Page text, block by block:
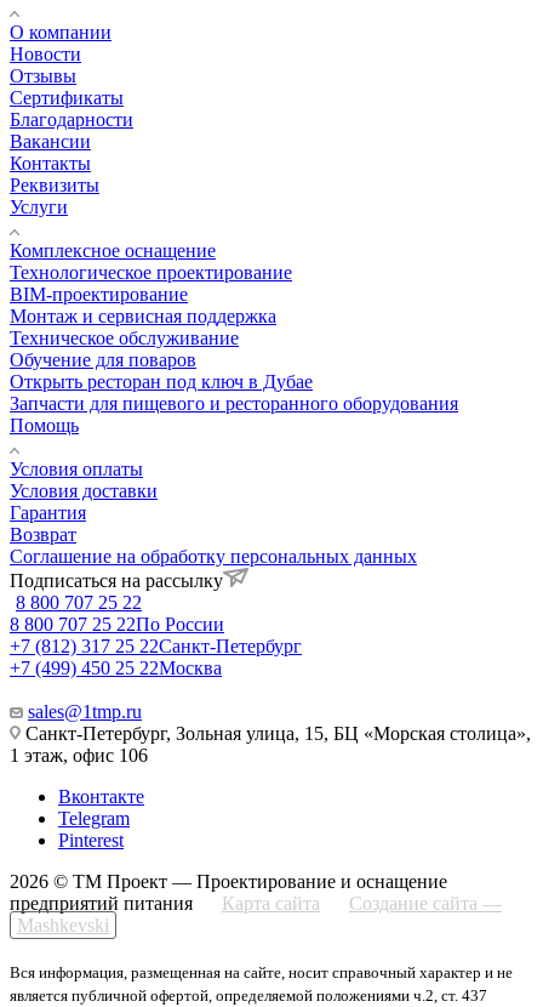
О компании
Новости
Отзывы
Сертификаты
Благодарности
Вакансии
Контакты
Реквизиты
Услуги
Комплексное оснащение
Технологическое проектирование
BIM-проектирование
Монтаж и сервисная поддержка
Техническое обслуживание
Обучение для поваров
Открыть ресторан под ключ в Дубае
Запчасти для пищевого и ресторанного оборудования
Помощь
Условия оплаты
Условия доставки
Гарантия
Возврат
Соглашение на обработку персональных данных
Подписаться на рассылку
8 800 707 25 22
8 800 707 25 22По России
+7 (812) 317 25 22Санкт-Петербург
+7 (499) 450 25 22Москва
sales@1tmp.ru
Санкт-Петербург, Зольная улица, 15, БЦ «Морская столица»,
1 этаж, офис 106
Вконтакте
Telegram
Pinterest
2026 © ТМ Проект — Проектирование и оснащение
предприятий питания
Карта сайта
Создание сайта —
Mashkevski
Вся информация, размещенная на сайте, носит справочный характер и не
является публичной офертой, определяемой положениями ч.2, ст. 437